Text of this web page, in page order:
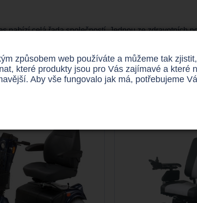
nabízí celá řada společností. Jednou ze zdravotních
skutry
nezávazné online žádosti, kterou pravdivě
zdravotních potřeby za výhodné ceny.
způsobem web používáte a můžeme tak
které produkty jsou pro Vás zajímavé a které
Aby vše fungovalo jak má, potřebujeme